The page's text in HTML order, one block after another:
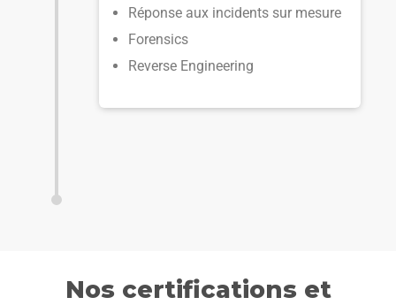
Réponse aux incidents sur mesure
Forensics
Reverse Engineering
Nos certifications et